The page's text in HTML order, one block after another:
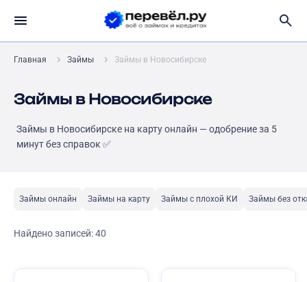
Главная Займы Займы в Новосибирске
Займы в Новосибирске
Займы в Новосибирске на карту онлайн — одобрение за 5
минут без справок ✅
Займы онлайн Займы на карту Займы с плохой КИ Займы без
Найдено записей:40